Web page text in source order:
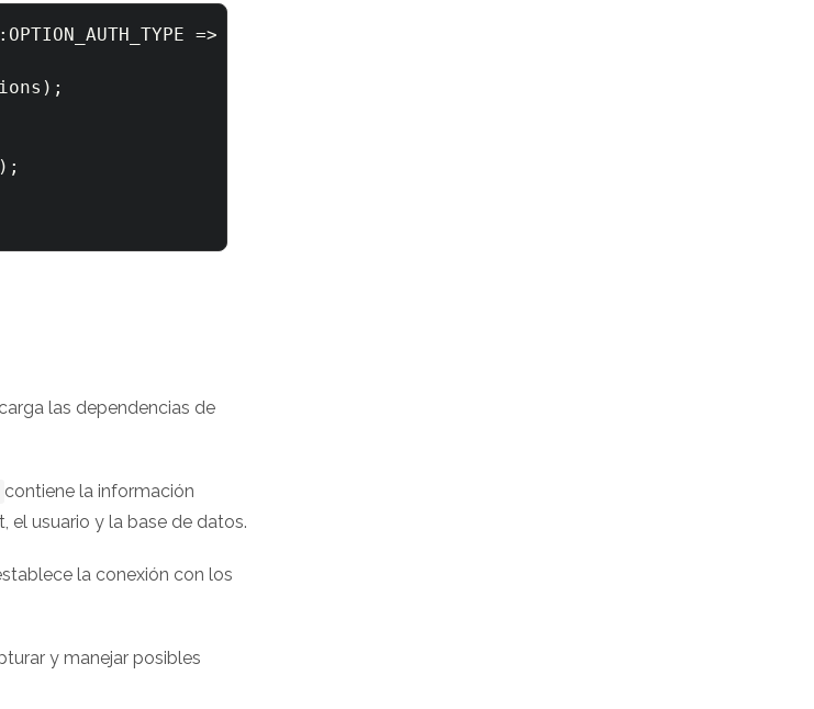
=> ConnectionOptions::AUTH_BASIC,
carga las dependencias de
contiene la información
el usuario y la base de datos.
la conexión con los
y manejar posibles